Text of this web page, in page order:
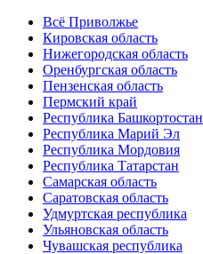
Всё Приволжье
Кировская область
Нижегородская область
Оренбургская область
Пензенская область
Пермский край
Республика Башкортостан
Республика Марий Эл
Республика Мордовия
Республика Татарстан
Самарская область
Саратовская область
Удмуртская республика
Ульяновская область
Чувашская республика